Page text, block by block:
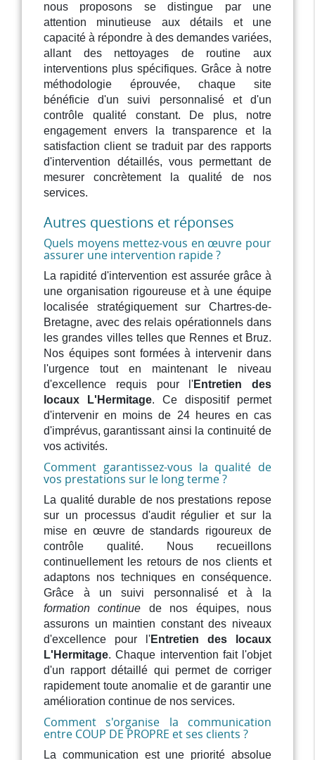
nous proposons se distingue par une
attention minutieuse aux détails et une
capacité à répondre à des demandes variées,
allant des nettoyages de routine aux
interventions plus spécifiques. Grâce à notre
méthodologie éprouvée, chaque site
bénéficie d'un suivi personnalisé et d'un
contrôle qualité constant. De plus, notre
engagement envers la transparence et la
satisfaction client se traduit par des rapports
d'intervention détaillés, vous permettant de
mesurer concrètement la qualité de nos
services.
Autres questions et réponses
Quels moyens mettez-vous en œuvre pour
assurer une intervention rapide ?
La rapidité d'intervention est assurée grâce à
une organisation rigoureuse et à une équipe
localisée stratégiquement sur Chartres-de-
Bretagne, avec des relais opérationnels dans
les grandes villes telles que Rennes et Bruz.
Nos équipes sont formées à intervenir dans
l'urgence tout en maintenant le niveau
d'excellence requis pour l'Entretien des
locaux L'Hermitage. Ce dispositif permet
d'intervenir en moins de 24 heures en cas
d'imprévus, garantissant ainsi la continuité de
vos activités.
Comment garantissez-vous la qualité de
vos prestations sur le long terme ?
La qualité durable de nos prestations repose
sur un processus d'audit régulier et sur la
mise en œuvre de standards rigoureux de
contrôle qualité. Nous recueillons
continuellement les retours de nos clients et
adaptons nos techniques en conséquence.
Grâce à un suivi personnalisé et à la
formation continue de nos équipes, nous
assurons un maintien constant des niveaux
d'excellence pour l'Entretien des locaux
L'Hermitage. Chaque intervention fait l'objet
d'un rapport détaillé qui permet de corriger
rapidement toute anomalie et de garantir une
amélioration continue de nos services.
Comment s'organise la communication
entre COUP DE PROPRE et ses clients ?
La communication est une priorité absolue